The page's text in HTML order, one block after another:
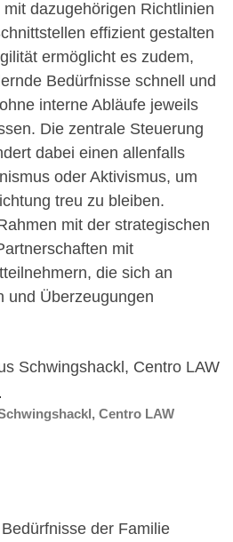
dazugehörigen Richtlinien
effizient gestalten
ermöglicht es zudem,
Bedürfnisse schnell und
interne Abläufe jeweils
Die zentrale Steuerung
dabei einen allenfalls
oder Aktivismus, um
treu zu bleiben.
mit der strategischen
mit
die sich an
und Überzeugungen
Centro LAW
der Familie